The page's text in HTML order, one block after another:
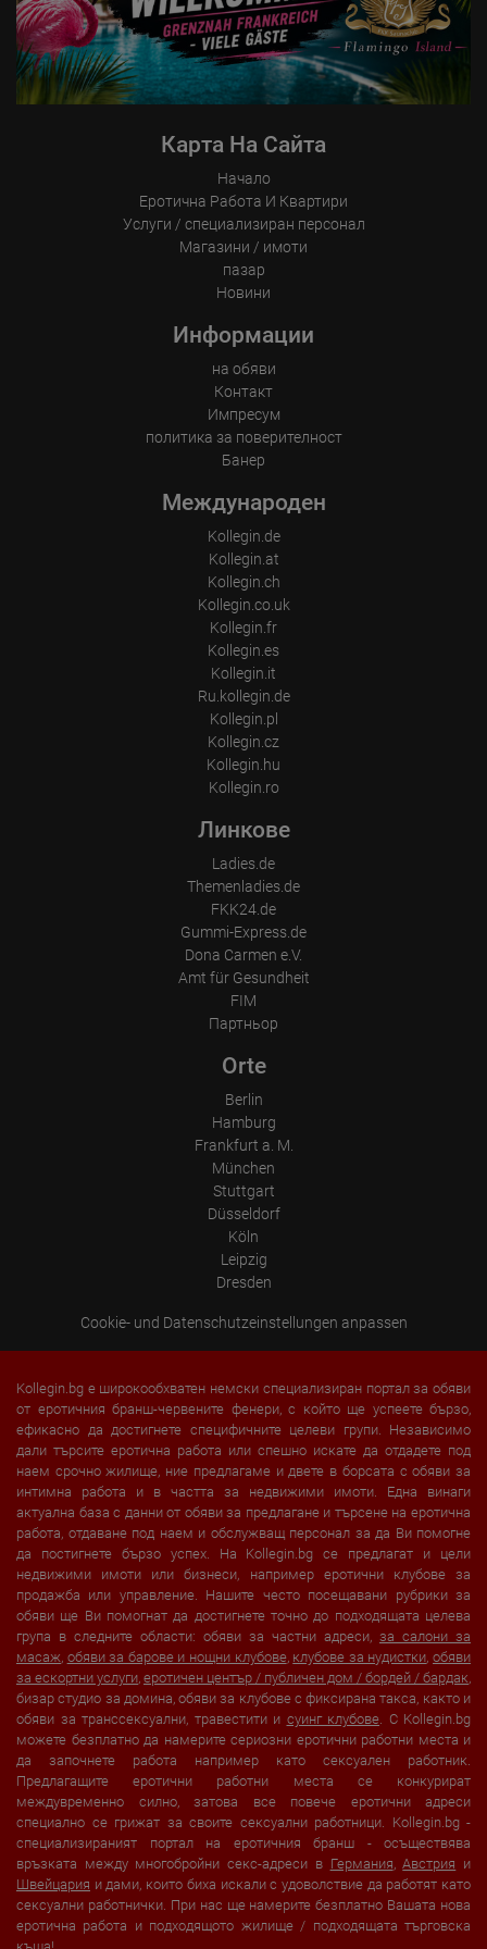
How long did the visitor stay?
Place of processing:
European Union & USA
Карта На Сайта
Начало
Еротична Работа И Квартири
Услуги / специализиран персонал
Магазини / имоти
пазар
Новини
Информации
на обяви
Контакт
Импресум
политика за поверителност
Банер
Международен
Kollegin.de
Kollegin.at
Kollegin.ch
Kollegin.co.uk
Kollegin.fr
Kollegin.es
Kollegin.it
Ru.kollegin.de
Kollegin.pl
Kollegin.cz
Kollegin.hu
Kollegin.ro
Линкове
Ladies.de
Themenladies.de
FKK24.de
Gummi-Express.de
Dona Carmen e.V.
Amt für Gesundheit
FIM
Партньор
Orte
Berlin
Hamburg
Frankfurt a. M.
München
Stuttgart
Düsseldorf
Köln
Leipzig
Dresden
Cookie- und Datenschutzeinstellungen anpassen
Kollegin.bg е широкообхватен немски специализиран портал за обяви
от еротичния бранш-червените фенери, с който ще успеете бързо,
ефикасно да достигнете специфичните целеви групи. Независимо
дали търсите еротична работа или спешно искате да отдадете под
наем срочно жилище, ние предлагаме и двете в борсата с обяви за
интимна работа и в частта за недвижими имоти. Една винаги
актуална база с данни от обяви за предлагане и търсене на еротична
работа, отдаване под наем и обслужващ персонал за да Ви помогне
да постигнете бързо успех. На Kollegin.bg се предлагат и цели
недвижими имоти или бизнеси, например еротични клубове за
продажба или управление. Нашите често посещавани рубрики за
обяви ще Ви помогнат да достигнете точно до подходящата целева
група в следните области: обяви за частни адреси, за салони за
масаж обяви за барове и нощни клубове, клубове за нудистки ,обяви
за ескортни услуги еротичен център / публичен дом / бордей / бардак
бизар студио за домина, обяви за клубове с фиксирана такса, както и
обяви за транссексуални, травестити и суинг клубове . С Kollegin.bg
можете безплатно да намерите сериозни еротични работни места и
да започнете работа например като сексуален работник.
Предлагащите еротични работни места се конкурират
междувременно силно, затова все повече еротични адреси
специално се грижат за своите сексуални работници. Kollegin.bg -
специализираният портал на еротичния бранш - осъществява
връзката между многобройни секс-адреси в Германия ,Австрия и
Швейцария и дами, които биха искали с удоволствие да работят като
сексуални работнички. При нас ще намерите безплатно Вашата нова
еротична работа и подходящото жилище / подходящата търговска